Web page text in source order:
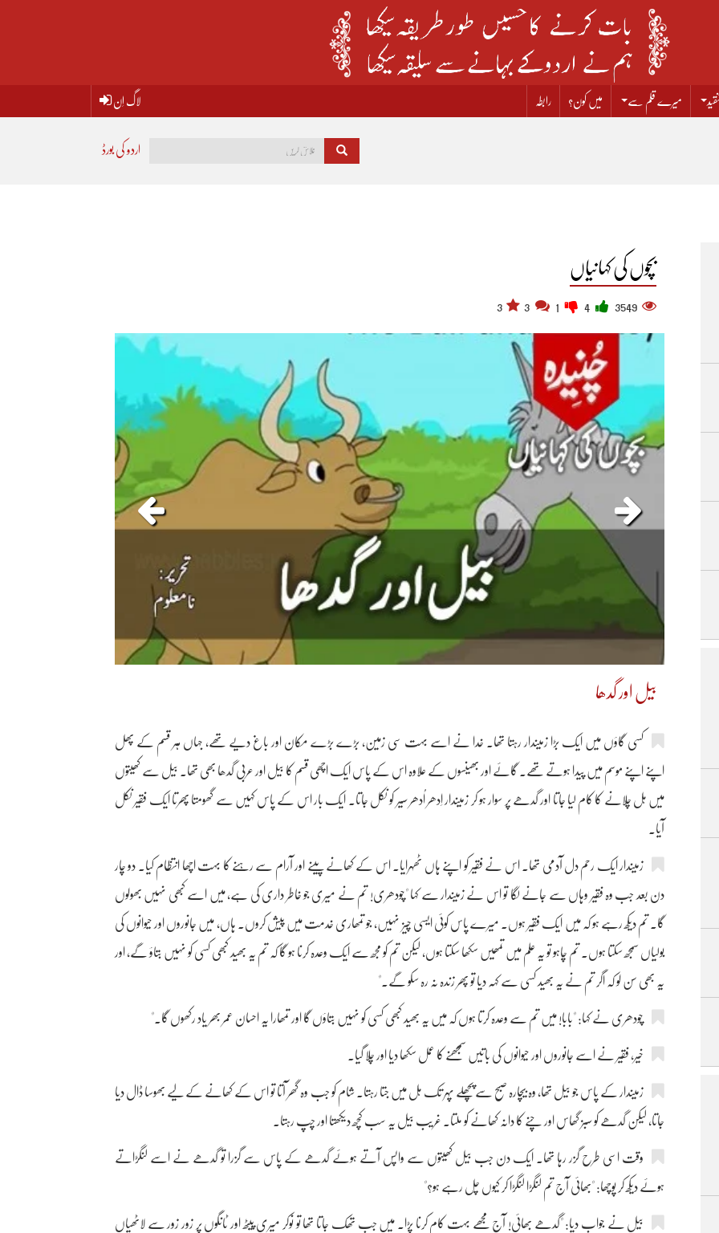
میرے قلم سے میں کون؟ رابطہ لاگ اِن
اردو کی بورڈ
بچوں کی کہانیاں
3549
3
بیل اور گدھا
کسی گاؤں میں‌ ایک بڑا زمیندار رہتا تھا۔ خدا نے اسے بہت سی زمین، بڑے بڑے مکان اور باغ ‌دیے تھے، جہاں ہر قسم کے پھل
اپنے اپنے موسم میں پیدا ہوتے تھے۔ گائے اور بھینسوں کے علاوہ اس کے پاس ایک اچھی قسم کا بیل اور عربی گدھا بھی تھا۔ بیل سے کھیتوں
میں‌ ہل چلانے کا کام لیا جاتا اور گدھے پر سوار ہو کر زمیندار اِدھر اُدھر سیر کو نکل جاتا۔ ایک بار اس کے پاس کہیں سے گھومتا پھرتا ایک فقیر نکل
آیا۔
زمیندار ایک رحم دل آدمی تھا۔ اس نے فقیر کو اپنے ہاں ٹھہرایا۔ اس کے کھانے پینے اور آرام سے رہنے کا بہت اچھا انتظام کیا۔ دو چار
دن بعد جب وہ فقیر وہاں سے جانے لگا تو اس نے زمیندار سے کہا "چودھری! تم نے میری جو خاطر داری کی ہے، میں ‌اسے کبھی نہیں بھولوں
گا۔ تم دیکھ رہے ہو کہ میں ایک فقیر ہوں۔ میرے پاس کوئی ایسی چیز نہیں، جو تمھاری خدمت میں پیش کروں۔ ہاں، میں جانوروں اور حیوانوں کی
بولیاں‌ سمجھ سکتا ہوں۔ تم چاہو تو یہ علم میں تمھیں سکھا سکتا ہوں، لیکن تم کو مجھ سے ایک وعدہ کرنا ہو گا کہ تم یہ بھید کبھی کسی کو نہیں بتاؤ گے، اور
یہ بھی سن لو کہ اگر تم نے یہ بھید کسی سے کہہ دیا تو پھر زندہ نہ رہ سکو گے۔"
چودھری نے کہا: "بابا! میں تم سے وعدہ کرتا ہوں کہ میں یہ بھید کبھی کسی کو نہیں بتاؤں گا اور تمھارا یہ احسان عمر بھر یاد رکھوں گا۔"
خیر، فقیر نے اسے جانوروں اور حیوانوں کی باتیں سمجھنے کا عمل سکھا دیا اور چلا گیا۔
زمیندار کے پاس جو بیل تھا، وہ بیچارہ صبح سے پچھلے پہر تک ہل میں ‌جتا رہتا۔ شام کو جب وہ گھر آتا تو اس کے کھانے کے لیے بھوسا ڈال دیا
جاتا، لیکن گدھے کو سبز گھاس اور چنے کا دانہ کھانے کو ملتا۔ غریب بیل یہ سب کچھ دیکھتا اور چپ رہتا۔
وقت اسی طرح‌ گزر رہا تھا۔ ایک دن جب بیل کھیتوں سے واپس آتے ہوئے گدھے کے پاس سے گزرا تو گدھے نے اسے لنگڑاتے
ہوئے دیکھ کر پوچھا: "بھائی آج تم لنگڑا لنگڑا کر کیوں چل رہے ہو؟"
بیل نے جواب دیا: "گدھے بھائی! آج مجھے بہت کام کرنا پڑا۔ میں جب تھک جاتا تھا تو نوکر میری پیٹھ اور ٹانگوں پر زور زور سے لاٹھیاں